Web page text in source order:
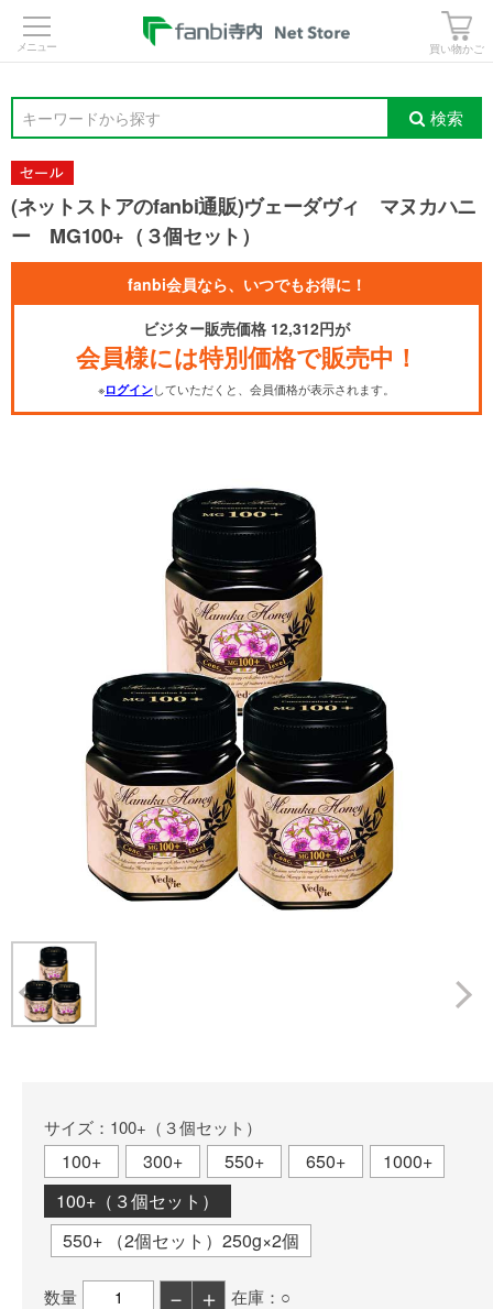
買い物かご
キーワードから探す 検索
(ネットストアのfanbi通販)ヴェーダヴィ マヌカハニ
ー MG100+（３個セット）
fanbi会員なら、いつでもお得に！
ビジター販売価格 12,312円が
会員様には特別価格で販売中！
※ログインしていただくと、会員価格が表示されます。
Prev
サイズ：100+（３個セット）
100+ 300+ 550+ 650+
1000+
100+（３個セット）
550+ （2個セット）250g×2個
数量 － ＋
在庫：○